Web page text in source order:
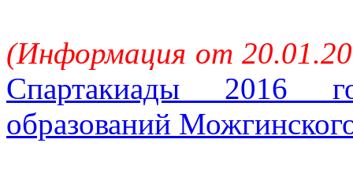
(Информация от
Спартакиады 2016
образований